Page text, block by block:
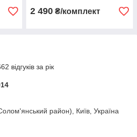
2 490 ₴/комплект
відгуків за рік
район), Київ, Україна